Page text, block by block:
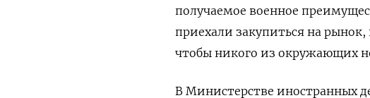
получаемое военное
приехали закупиться на
чтобы никого из окружающих
В Министерстве иностранных